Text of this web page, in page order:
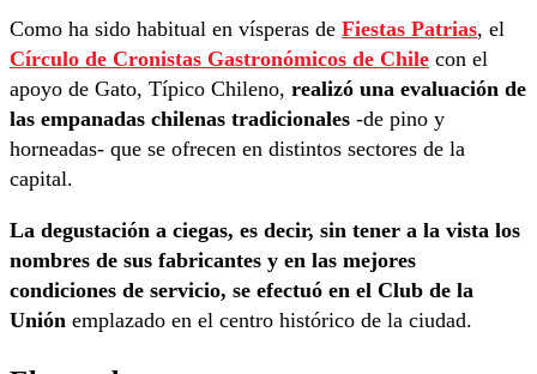
Como ha sido habitual en vísperas de Fiestas Patrias, el
Círculo de Cronistas Gastronómicos de Chile con el
apoyo de Gato, Típico Chileno, realizó una evaluación de
las empanadas chilenas tradicionales -de pino y
horneadas- que se ofrecen en distintos sectores de la
capital.
La degustación a ciegas, es decir, sin tener a la vista los
nombres de sus fabricantes y en las mejores
condiciones de servicio, se efectuó en el Club de la
Unión emplazado en el centro histórico de la ciudad.